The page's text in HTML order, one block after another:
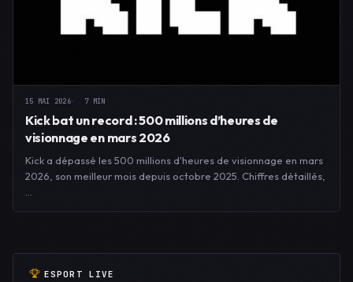
15 MAI 2026 7 MIN
Kick bat un record : 500 millions d’heures de
visionnage en mars 2026
Kick a dépassé les 500 millions d'heures de visionnage en mars
2026, son meilleur mois depuis octobre 2025. Chiffres détaillés,
…
ESPORT LIVE